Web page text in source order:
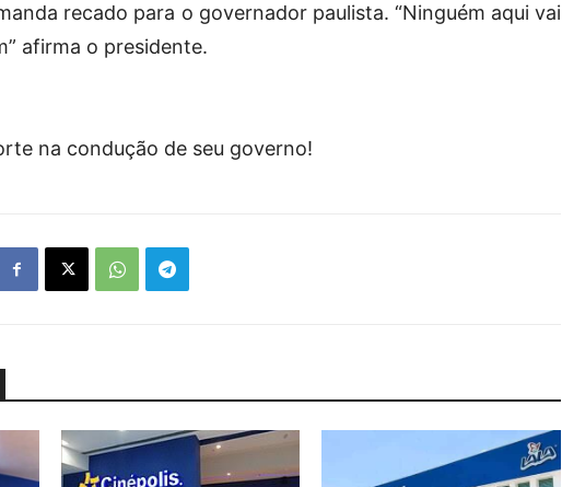
recado para o governador paulista. “Ninguém aqui vai
afirma o presidente.
na condução de seu governo!